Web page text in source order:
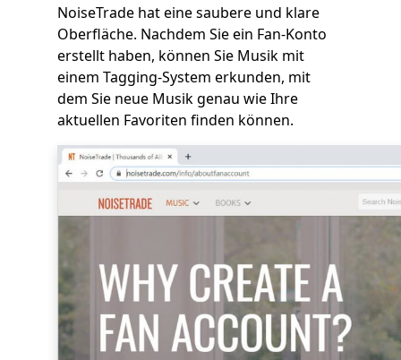
NoiseTrade hat eine saubere und klare
Oberfläche. Nachdem Sie ein Fan-Konto
erstellt haben, können Sie Musik mit
einem Tagging-System erkunden, mit
dem Sie neue Musik genau wie Ihre
aktuellen Favoriten finden können.